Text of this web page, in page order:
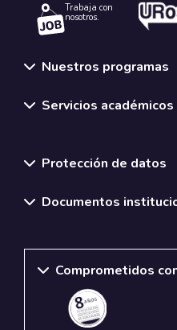
Trabaja con
nosotros.
Nuestros programas
Servicios académicos
Protección de datos
Documentos
Comprometidos